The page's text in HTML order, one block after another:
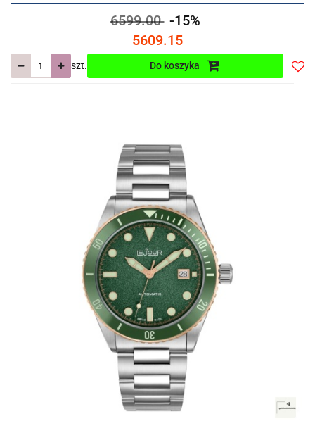
6599.00 -15%
5609.15
szt. Do koszyka